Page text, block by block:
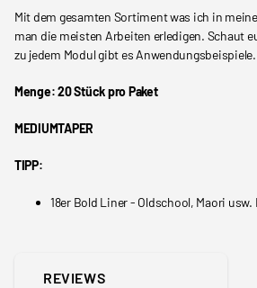
Mit dem gesamten Sortiment was ich in
man die meisten Arbeiten erledigen. Schaut
zu jedem Modul gibt es Anwendungsbeispiele.
Menge: 20 Stück pro Paket
MEDIUMTAPER
TIPP:
18er Bold Liner - Oldschool, Maori
REVIEWS